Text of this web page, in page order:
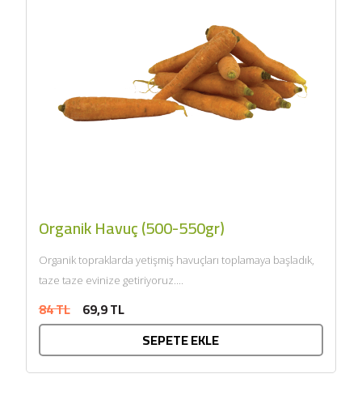
Organik Havuç (500-550gr)
Organik topraklarda yetişmiş havuçları toplamaya başladık,
taze taze evinize getiriyoruz....
84 TL 69,9 TL
SEPETE EKLE